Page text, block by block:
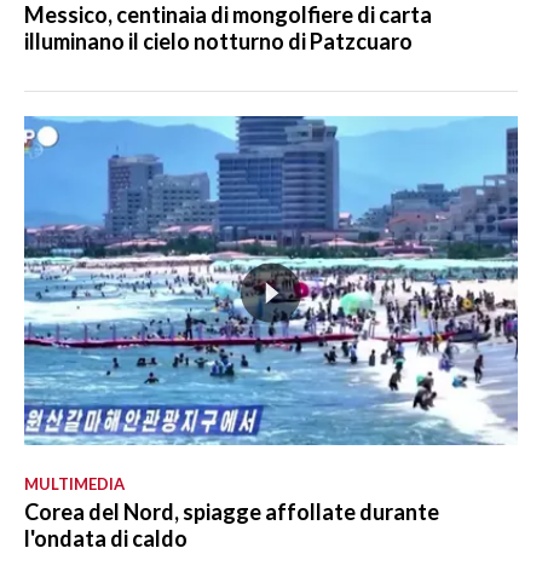
Messico, centinaia di mongolfiere di carta
illuminano il cielo notturno di Patzcuaro
MULTIMEDIA
Corea del Nord, spiagge affollate durante
l'ondata di caldo